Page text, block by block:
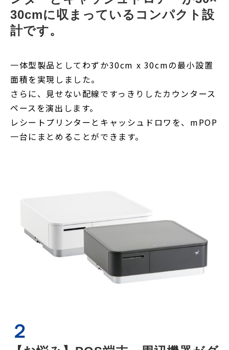
30cmに収まっているコンパクト設
計です。
一体型製品としてわずか30cm x 30cmの最小設置
面積を実現しました。
さらに、見せない配線ですっきりしたカウンタース
ペースを演出します。
レシートプリンターとキャッシュドロワを、mPOP
一台にまとめることができます。
２